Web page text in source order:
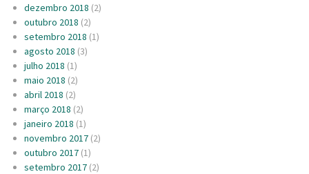
dezembro 2018 (2)
outubro 2018 (2)
setembro 2018 (1)
agosto 2018 (3)
julho 2018 (1)
maio 2018 (2)
abril 2018 (2)
março 2018 (2)
janeiro 2018 (1)
novembro 2017 (2)
outubro 2017 (1)
setembro 2017 (2)